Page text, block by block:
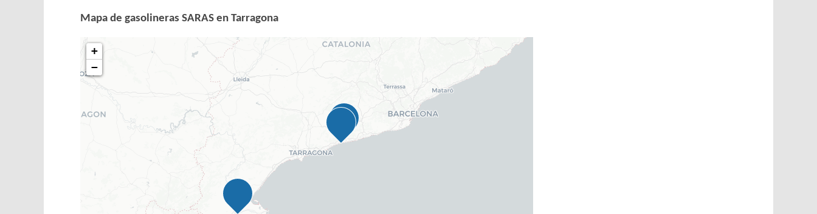
Mapa de gasolineras SARAS en Tarragona
+
−